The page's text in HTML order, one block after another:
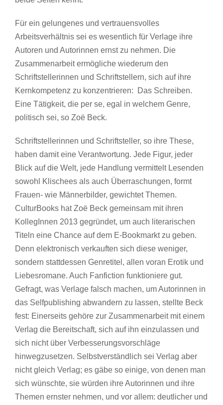
Für ein gelungenes und vertrauensvolles
Arbeitsverhältnis sei es wesentlich für Verlage ihre
Autoren und Autorinnen ernst zu nehmen. Die
Zusammenarbeit ermögliche wiederum den
Schriftstellerinnen und Schriftstellern, sich auf ihre
Kernkompetenz zu konzentrieren: Das Schreiben.
Eine Tätigkeit, die per se, egal in welchem Genre,
politisch sei, so Zoë Beck.
Schriftstellerinnen und Schriftsteller, so ihre These,
haben damit eine Verantwortung. Jede Figur, jeder
Blick auf die Welt, jede Handlung vermittelt Lesenden
sowohl Klischees als auch Überraschungen, formt
Frauen- wie Männerbilder, gewichtet Themen.
CulturBooks hat Zoë Beck gemeinsam mit ihren
KollegInnen 2013 gegründet, um auch literarischen
Titeln eine Chance auf dem E-Bookmarkt zu geben.
Denn elektronisch verkauften sich diese weniger,
sondern stattdessen Genretitel, allen voran Erotik und
Liebesromane. Auch Fanfiction funktioniere gut.
Gefragt, was Verlage falsch machen, um Autorinnen in
das Selfpublishing abwandern zu lassen, stellte Beck
fest: Einerseits gehöre zur Zusammenarbeit mit einem
Verlag die Bereitschaft, sich auf ihn einzulassen und
sich nicht über Verbesserungsvorschläge
hinwegzusetzen. Selbstverständlich sei Verlag aber
nicht gleich Verlag; es gäbe so einige, von denen man
sich wünschte, sie würden ihre Autorinnen und ihre
Themen ernster nehmen, und vor allem: deutlicher und